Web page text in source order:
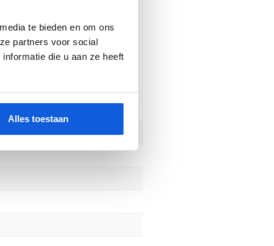
te bieden en om ons
partners voor social
die u aan ze heeft
Alles toestaan